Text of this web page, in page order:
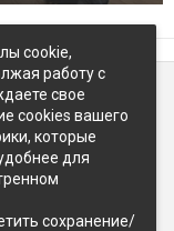
шоссе, д.5
cookie,
работу с
свое
cookies вашего
которые
для
сохранение/